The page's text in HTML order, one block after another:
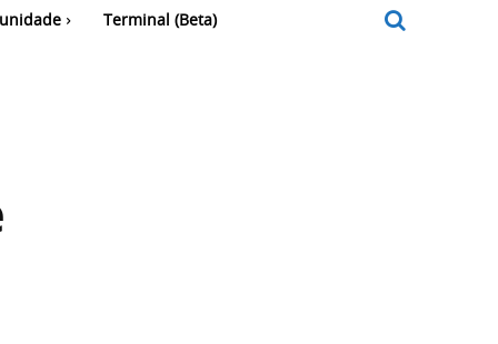
Terminal (Beta)